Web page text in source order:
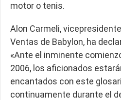
motor o tenis.
Alon Carmeli,
Ventas de Babylon, ha
«Ante el inminente
2006, los aficionados
encantados con este
continuamente durante el